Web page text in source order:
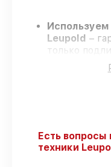
Leupold –
только
Опытные
строгий
ремонтные
Есть вопросы
техники